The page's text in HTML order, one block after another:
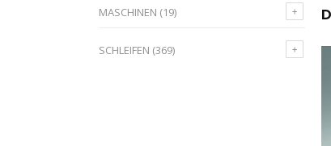
MASCHINEN (19)
SCHLEIFEN (369)